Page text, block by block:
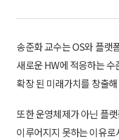
송준화 교수는 OS와 플랫
새로운 HW에 적응하는
확장 된 미래가치를 창출
또한 운영체제가 아닌 플
이루어지지 못하는 이유